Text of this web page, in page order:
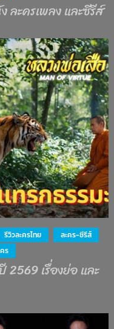
ละครเพลง และซีรีส์
รีวิวละครไทย
ละคร-ซีรีส์
ร
2569 เรื่องย่อ และ